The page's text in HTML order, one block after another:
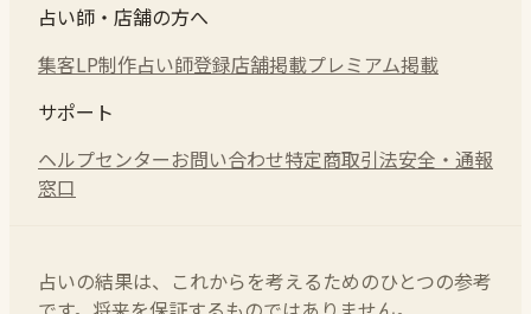
占い師・店舗の方へ
集客LP制作占い師登録店舗掲載プレミアム掲載
サポート
ヘルプセンターお問い合わせ特定商取引法安全・通報
窓口
占いの結果は、これからを考えるためのひとつの参考